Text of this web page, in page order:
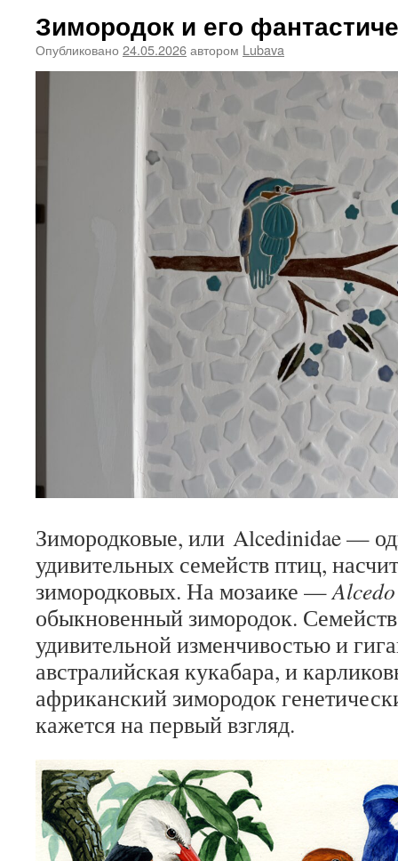
Зимородок и его
Опубликовано 24.05.2026автором Lubava
Зимородковые, или Alcedinidae —
удивительных семейств птиц,
зимородковых. На мозаике —
обыкновенный зимородок.
удивительной изменчивостью и
австралийская кукабара, и
африканский зимородок
кажется на первый взгляд.